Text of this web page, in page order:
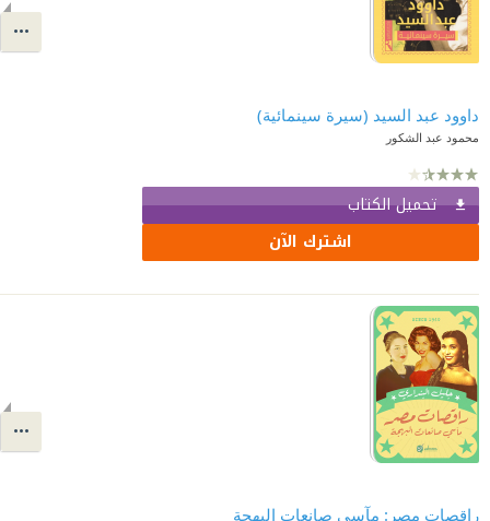
داوود عبد السيد (سيرة سينمائية)
محمود عبد الشكور
تحميل الكتاب
اشترك الآن
راقصات مصر: مآسي صانعات البهجة